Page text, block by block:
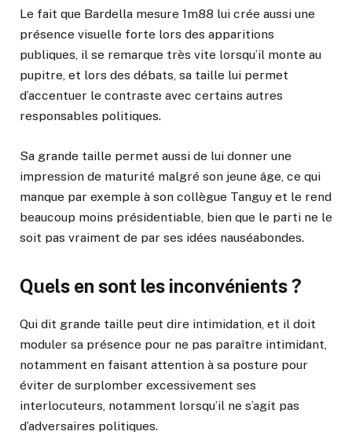
Le fait que Bardella mesure 1m88 lui crée aussi une
présence visuelle forte lors des apparitions
publiques, il se remarque très vite lorsqu’il monte au
pupitre, et lors des débats, sa taille lui permet
d’accentuer le contraste avec certains autres
responsables politiques.
Sa grande taille permet aussi de lui donner une
impression de maturité malgré son jeune âge, ce qui
manque par exemple à son collègue Tanguy et le rend
beaucoup moins présidentiable, bien que le parti ne le
soit pas vraiment de par ses idées nauséabondes.
Quels en sont les inconvénients ?
Qui dit grande taille peut dire intimidation, et il doit
moduler sa présence pour ne pas paraître intimidant,
notamment en faisant attention à sa posture pour
éviter de surplomber excessivement ses
interlocuteurs, notamment lorsqu’il ne s’agit pas
d’adversaires politiques.